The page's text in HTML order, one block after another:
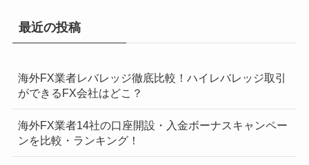
最近の投稿
海外FX業者レバレッジ徹底比較！ハイレバレッジ取引
ができるFX会社はどこ？
海外FX業者14社の口座開設・入金ボーナスキャンペー
ンを比較・ランキング！